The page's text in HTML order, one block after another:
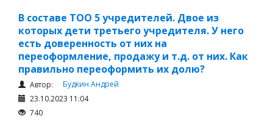
допускается, если иное не предусмотрено
учредительными документами.
В составе ТОО 5 учредителей. Двое из
которых дети третьего учредителя. У него
есть доверенность от них на
переоформление, продажу и т.д. от них. Как
правильно переоформить их долю?
Автор:
Будкин Андрей
23.10.2023 11:04
740